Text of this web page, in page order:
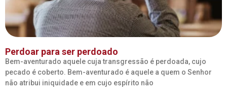
Perdoar para ser perdoado
Bem-aventurado aquele cuja transgressão é perdoada, cujo
pecado é coberto. Bem-aventurado é aquele a quem o Senhor
não atribui iniquidade e em cujo espírito não